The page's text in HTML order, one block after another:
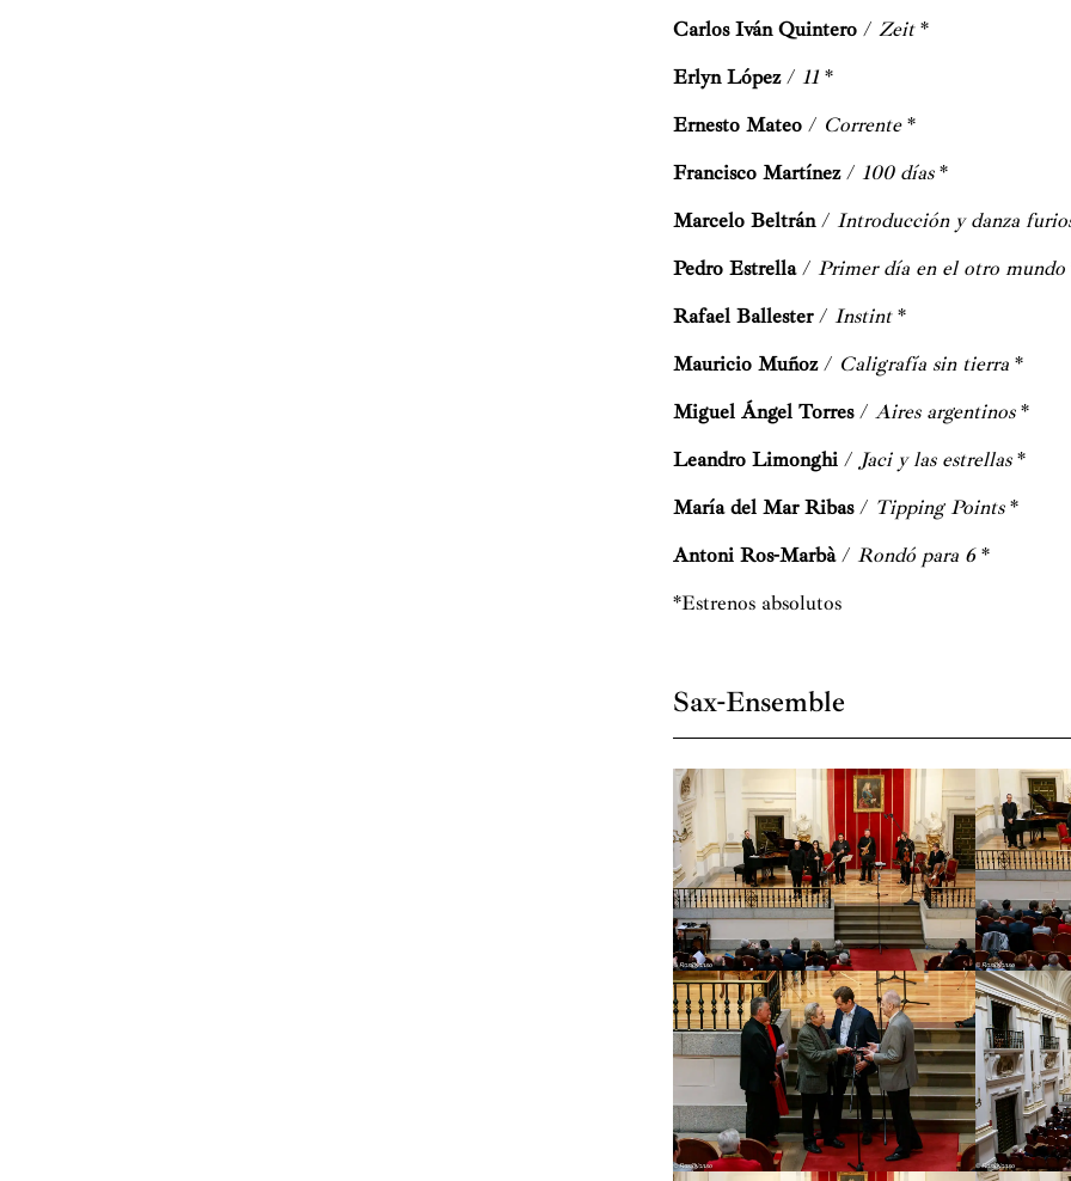
Carlos Iván Quintero /Zeit*
Erlyn López/11*
Ernesto Mateo / Corrente*
Francisco Martínez/100 días*
Marcelo Beltrán/Introducción y danza
Pedro Estrella/Primer día en el otro mundo
Rafael Ballester/Instint*
Mauricio Muñoz/ Caligrafía sin tierra*
Miguel Ángel Torres/Aires argentinos*
Leandro Limonghi / Jaci y las estrellas*
María del Mar Ribas/ Tipping Points*
Antoni Ros-Marbà/Rondó para 6*
*Estrenos absolutos
Sax-Ensemble
violonchelo, cuarteto de saxofones, piano,
algunas de sus actuaciones con la
amplio repertorio, junto a las obras
contemporáneos, tanto españoles como
Su primera aparición pública tuvo lugar en
concierto de presentación de los II
de Música Contemporánea de Alicante.
en el Centro de Arte Reina Sofía, Real
Artes de Madrid, Auditorio Nacional de
Festival de Música Contemporánea de
Festival de Música Española de León,
Música y Danza en Granada, Palau de la
Segovia, Bilbao, Barcelona, Málaga,